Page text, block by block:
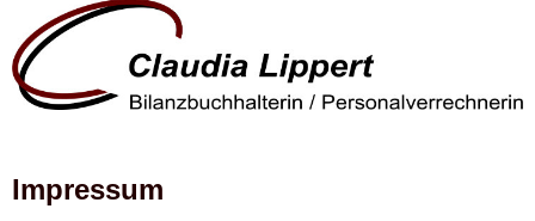
Impressum